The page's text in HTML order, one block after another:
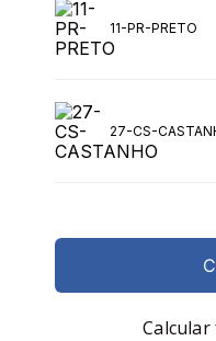
11-PR-PRETO
27-CS-